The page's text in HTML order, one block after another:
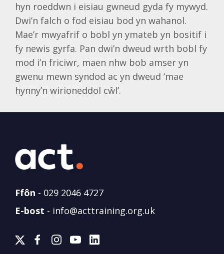
hyn roeddwn i eisiau gwneud gyda fy mywyd.
Dwi’n falch o fod eisiau bod yn wahanol.
Mae’r mwyafrif o bobl yn ymateb yn bositif i
fy newis gyrfa. Pan dwi’n dweud wrth bobl fy
mod i’n friciwr, maen nhw bob amser yn
gwenu mewn syndod ac yn dweud ‘mae
hynny’n wirioneddol cŵl’.
Ffôn - 029 2046 4727
E-bost - info@acttraining.org.uk